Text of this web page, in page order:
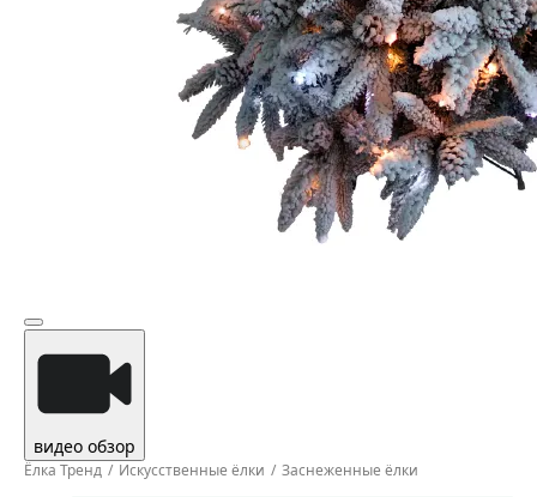
видео обзор
Ёлка Тренд Искусственные ёлки Заснеженные ёлки